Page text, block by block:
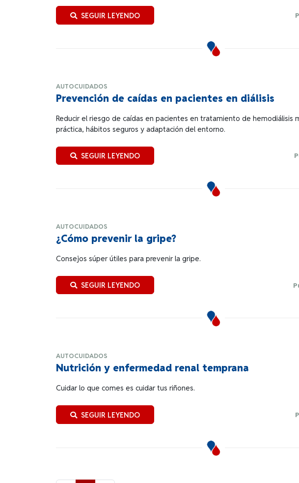
SEGUIR LEYENDO
AUTOCUIDADOS
Prevención de caídas en pacientes en diálisis
Reducir el riesgo de caídas en pacientes en tratamiento de hemodiálisis
práctica, hábitos seguros y adaptación del entorno.
SEGUIR LEYENDO
AUTOCUIDADOS
¿Cómo prevenir la gripe?
Consejos súper útiles para prevenir la gripe.
SEGUIR LEYENDO
AUTOCUIDADOS
Nutrición y enfermedad renal temprana
Cuidar lo que comes es cuidar tus riñones.
SEGUIR LEYENDO